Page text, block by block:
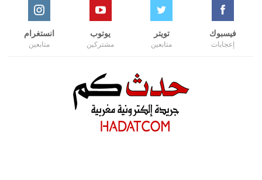
فيسبوك
إعجابات
تويتر
متابعين
يوتوب
مشتركين
انستغرام
متابعين